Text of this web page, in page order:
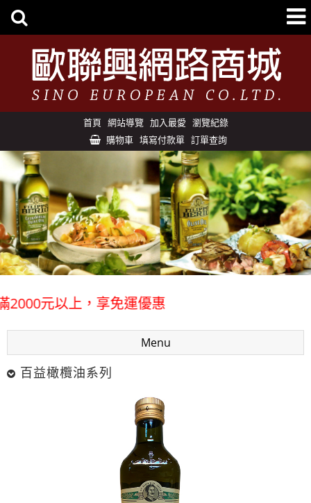
首頁 網站導覽 加入最愛 瀏覽紀錄
購物車 填寫付款單 訂單查詢
元以上，享免運優惠
Menu
百益橄欖油系列